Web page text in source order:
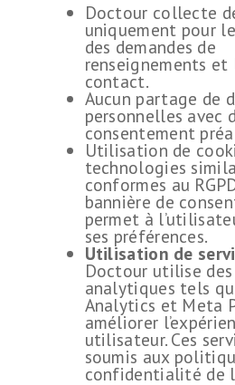
CHIRURGIE
ESTHÉTIQUE
INTERVENTIONS
MÉDECINS
A PROPOS
CONTACT
Doctour collecte
uniquement pour
des demandes de
renseignements et
contact.
Aucun partage de
personnelles avec
consentement
Utilisation de
technologies
conformes au
bannière de
permet à
ses préférences.
Utilisation de
Doctour utilise
analytiques tels
Analytics et Meta
améliorer
utilisateur. Ces
soumis aux
confidentialité de